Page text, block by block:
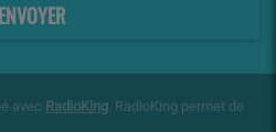
ENVOYER
avec RadioKing. RadioKing permet de